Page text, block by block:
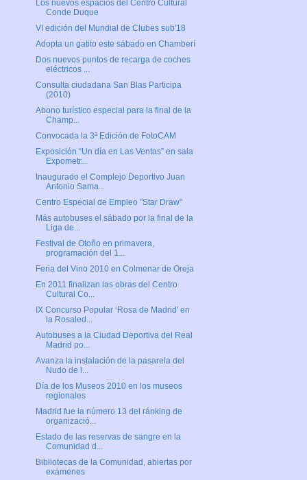
Los nuevos espacios del Centro Cultural
Conde Duque
VI edición del Mundial de Clubes sub'18
Adopta un gatito este sábado en Chamberí
Dos nuevos puntos de recarga de coches
eléctricos ...
Consulta ciudadana San Blas Participa
(2010)
Abono turístico especial para la final de la
Champ...
Convocada la 3ª Edición de FotoCAM
Exposición “Un día en Las Ventas” en sala
Expometr...
Inaugurado el Complejo Deportivo Juan
Antonio Sama...
Centro Especial de Empleo "Star Draw"
Más autobuses el sábado por la final de la
Liga de...
Festival de Otoño en primavera,
programación del 1...
Feria del Vino 2010 en Colmenar de Oreja
En 2011 finalizan las obras del Centro
Cultural Co...
IX Concurso Popular ‘Rosa de Madrid' en
la Rosaled...
Autobuses a la Ciudad Deportiva del Real
Madrid po...
Avanza la instalación de la pasarela del
Nudo de l...
Día de los Museos 2010 en los museos
regionales
Madrid fue la número 13 del ránking de
organizació...
Estado de las reservas de sangre en la
Comunidad d...
Bibliotecas de la Comunidad, abiertas por
exámenes